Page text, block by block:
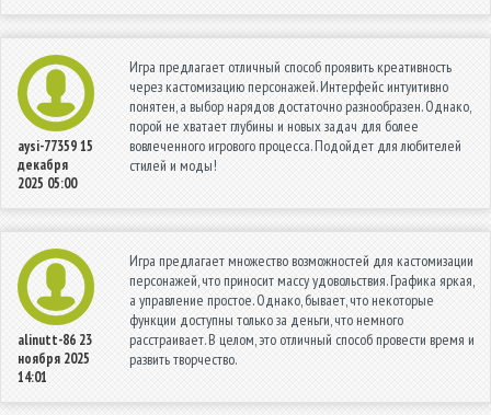
aysi-7735915
декабря
2025 05:00
Игра предлагает отличный способ проявить креативность
через кастомизацию персонажей. Интерфейс интуитивно
понятен, а выбор нарядов достаточно разнообразен. Однако,
порой не хватает глубины и новых задач для более
вовлеченного игрового процесса. Подойдет для любителей
стилей и моды!
alinutt-86 23
ноября 2025
14:01
Игра предлагает множество возможностей для кастомизации
персонажей, что приносит массу удовольствия. Графика яркая,
а управление простое. Однако, бывает, что некоторые
функции доступны только за деньги, что немного
расстраивает. В целом, это отличный способ провести время и
развить творчество.